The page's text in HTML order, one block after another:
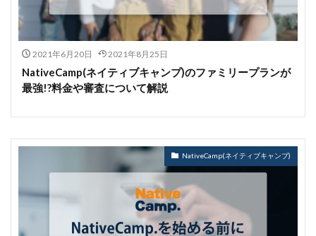
2021年6月20日 2021年8月25日
NativeCamp(ネイティブキャンプ)のファミリープランが
最強!?料金や審査について解説
NativeCamp(ネイティブキャンプ)